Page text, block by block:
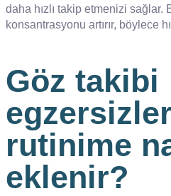
daha hızlı takip etmenizi sağlar.
konsantrasyonu artırır, böylece
Göz takibi
rutinime
eklenir?